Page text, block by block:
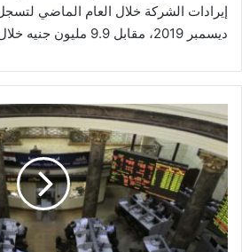
ديسمبر 2019، مقابل 9.9 مليون جنيه خلال 2018.
الهبوط
الجماعي
يعصف
بأسهم
البنوك
فى
البورصة
بقيادة